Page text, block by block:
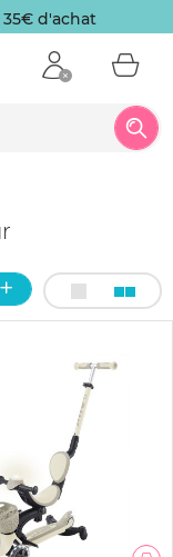
d'achat